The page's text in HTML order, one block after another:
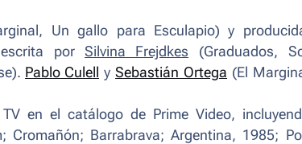
Un gallo para Esculapio) y
escrita por Silvina Frejdkes (Graduados,
). Pablo Culell y Sebastián Ortega (El
en el catálogo de Prime Video,
Cromañón; Barrabrava; Argentina, 1985;